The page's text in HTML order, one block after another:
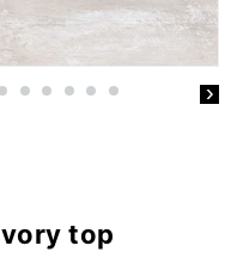
top